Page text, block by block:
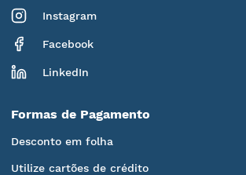
Instagram
Facebook
LinkedIn
Formas de Pagamento
Desconto em folha
Utilize cartões de crédito